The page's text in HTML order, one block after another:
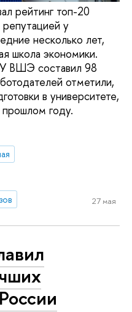
рейтинг топ-20
репутацией у
несколько лет,
школа экономики.
ВШЭ составил 98
отметили,
в университете,
году.
27 мая